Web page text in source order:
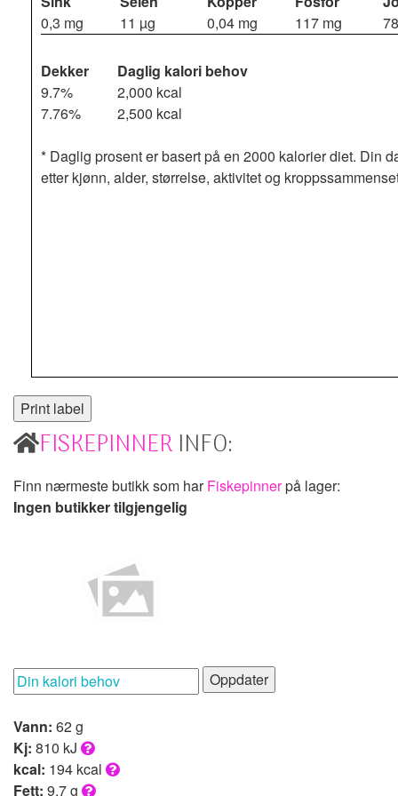
0,3 mg
11 µg
0,04 mg
117 mg
Dekker
Daglig kalori behov
9.7%
2,000 kcal
7.76%
2,500 kcal
* Daglig prosent er basert på en 2000 kalorier diet. Din
etter kjønn, alder, størrelse, aktivitet og
FISKEPINNERINFO:
Finn nærmeste butikk som harFiskepinnerpå lager:
Ingen butikker tilgjengelig
Oppdater
Vann: 62 g
Kj: 810 kJ
kcal: 194 kcal
Fett: 9,7 g